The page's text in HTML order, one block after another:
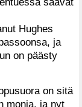
Hughes
ja
on päästy
on sitä
monia, ja nyt